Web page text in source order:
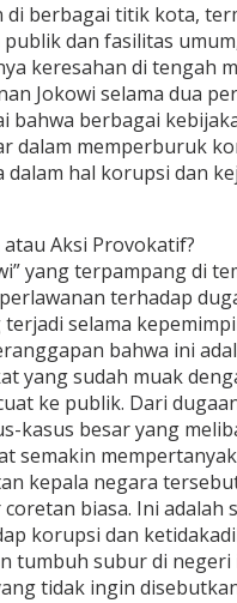
di berbagai titik kota,
dan fasilitas
keresahan di tengah
Jokowi selama dua
bahwa berbagai
dalam memperburuk
dalam hal korupsi dan
Aksi Provokatif?
yang terpampang di
terhadap
selama
bahwa ini
yang sudah muak
ke publik. Dari
kasus besar yang
semakin
kepala negara
biasa. Ini adalah
korupsi dan
tumbuh subur di negeri
tidak ingin